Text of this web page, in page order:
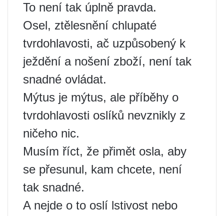
To není tak úplně pravda.
Osel, ztělesnění chlupaté
tvrdohlavosti, ač uzpůsobený k
ježdění a nošení zboží, není tak
snadné ovládat.
Mýtus je mýtus, ale příběhy o
tvrdohlavosti oslíků nevznikly z
ničeho nic.
Musím říct, že přimět osla, aby
se přesunul, kam chcete, není
tak snadné.
A nejde o to oslí lstivost nebo